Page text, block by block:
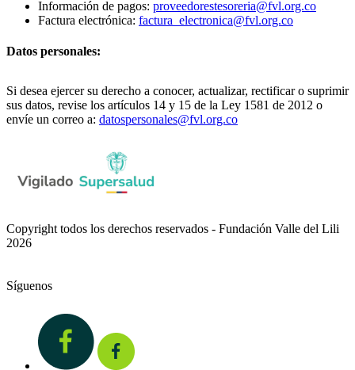
Información de pagos: proveedorestesoreria@fvl.org.co
Factura electrónica: factura_electronica@fvl.org.co
Datos personales:
Si desea ejercer su derecho a conocer, actualizar, rectificar o suprimir
sus datos, revise los artículos 14 y 15 de la Ley 1581 de 2012 o
envíe un correo a: datospersonales@fvl.org.co
Copyright todos los derechos reservados - Fundación Valle del Lili
2026
Síguenos